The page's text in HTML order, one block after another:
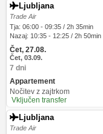
Ljubljana
Trade Air
Tja: 06:00 - 09:35 / 2h 35min
Nazaj: 10:35 - 12:25 / 2h 50min
Čet, 27.08.
Čet, 03.09.
7 dni
Appartement
Nočitev z zajtrkom
Vključen transfer
Ljubljana
Trade Air